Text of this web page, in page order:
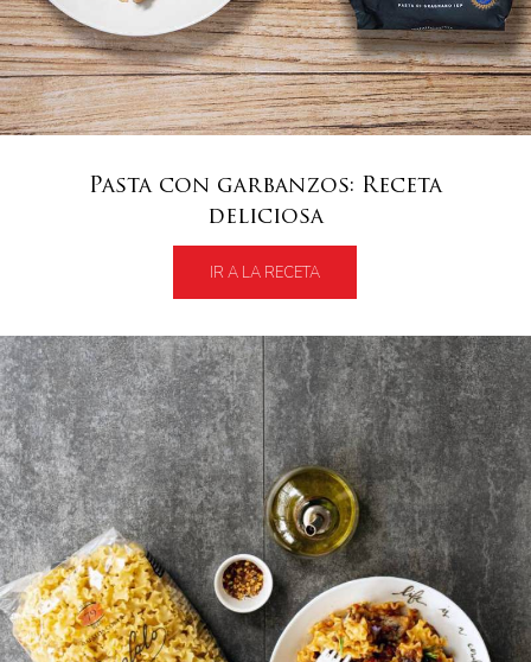
Pasta con garbanzos: Receta
deliciosa
IR A LA RECETA